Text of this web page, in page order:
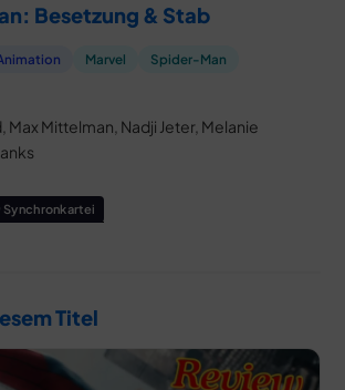
Besetzung & Stab
Marvel Spider-Man
Max Mittelman, Nadji Jeter, Melanie
Synchronkartei
Titel